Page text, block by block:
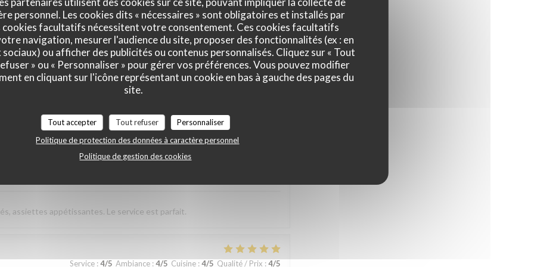
personnel. Les cookies dits « nécessaires » sont obligatoires et installés par
facultatifs nécessitent votre consentement. Ces cookies facultatifs
navigation, mesurer l'audience du site, proposer des fonctionnalités (ex : en
sociaux) ou afficher des publicités ou contenus personnalisés. Cliquez sur « Tout
» ou « Personnaliser » pour gérer vos préférences. Vous pouvez modifier
en cliquant sur l'icône représentant un cookie en bas à gauche des pages du
site.
Tout accepter Tout refuser
Personnaliser
Politique de protection des données à caractère personnel
Politique de gestion des cookies
Nettes freundliches Personal Wir kommen gerne wieder
Service :5/5 Ambiance: 5/5 Cuisine:5/5 Qualité / Prix : 5/5
Excellent rapport qualité prix
assiettes appétissantes. Le service est parfait.
Service: 4/5 Ambiance: 4/5 Cuisine: 4/5 Qualité / Prix : 4/5